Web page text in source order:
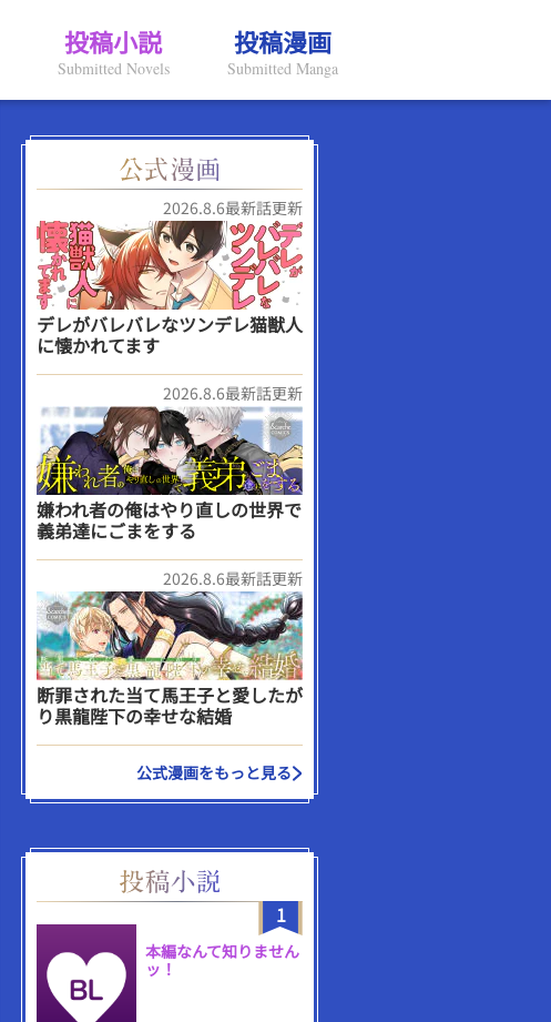
投稿小説
Submitted Novels
投稿漫画
Submitted Manga
2026.8.6最新話更新
デレがバレバレなツンデレ猫獣人
に懐かれてます
2026.8.6最新話更新
嫌われ者の俺はやり直しの世界で
義弟達にごまをする
2026.8.6最新話更新
断罪された当て馬王子と愛したが
り黒龍陛下の幸せな結婚
公式漫画をもっと見る
1
本編なんて知りません
ッ！